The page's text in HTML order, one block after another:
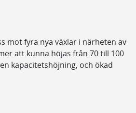
mot fyra nya växlar i närheten av
att kunna höjas från 70 till 100
kapacitetshöjning, och ökad